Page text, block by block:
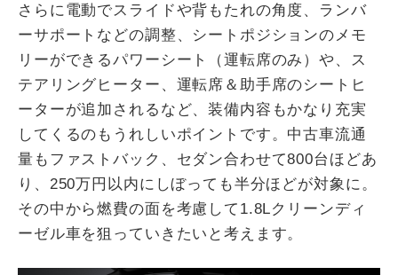
さらに電動でスライドや背もたれの角度、ランバ
ーサポートなどの調整、シートポジションのメモ
リーができるパワーシート（運転席のみ）や、ス
テアリングヒーター、運転席＆助手席のシートヒ
ーターが追加されるなど、装備内容もかなり充実
してくるのもうれしいポイントです。中古車流通
量もファストバック、セダン合わせて800台ほどあ
り、250万円以内にしぼっても半分ほどが対象に。
その中から燃費の面を考慮して1.8Lクリーンディ
ーゼル車を狙っていきたいと考えます。